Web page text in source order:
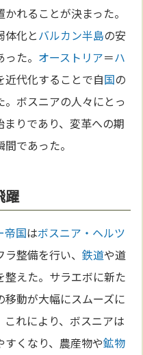
れることが決まった。
体化とバルカン半島の安
た。 オーストリア＝ハ
近代化することで自国の
ボスニアの人々にとっ
りであり、変革への期
であった。
躍
帝国はボスニア・ヘルツ
ラ整備を行い、鉄道や道
えた。サラエボに新た
動が大幅にスムーズに
れにより、ボスニアは
すくなり、農産物や鉱物